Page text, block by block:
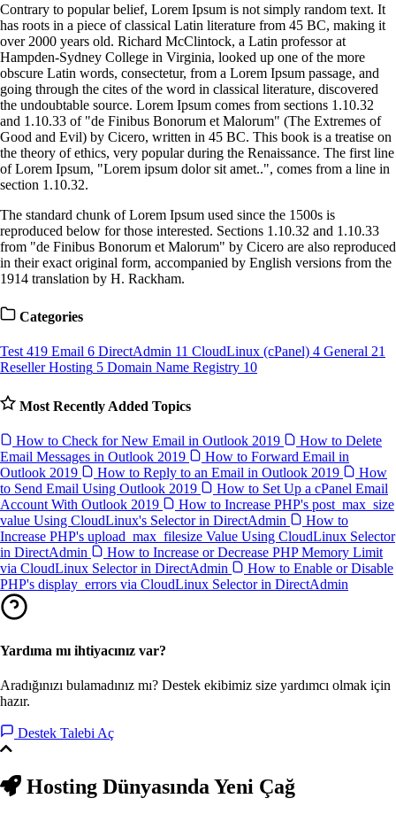
Contrary to popular belief, Lorem Ipsum is not simply random text. It
has roots in a piece of classical Latin literature from 45 BC, making it
over 2000 years old. Richard McClintock, a Latin professor at
Hampden-Sydney College in Virginia, looked up one of the more
obscure Latin words, consectetur, from a Lorem Ipsum passage, and
going through the cites of the word in classical literature, discovered
the undoubtable source. Lorem Ipsum comes from sections 1.10.32
and 1.10.33 of "de Finibus Bonorum et Malorum" (The Extremes of
Good and Evil) by Cicero, written in 45 BC. This book is a treatise on
the theory of ethics, very popular during the Renaissance. The first line
of Lorem Ipsum, "Lorem ipsum dolor sit amet..", comes from a line in
section 1.10.32.
The standard chunk of Lorem Ipsum used since the 1500s is
reproduced below for those interested. Sections 1.10.32 and 1.10.33
from "de Finibus Bonorum et Malorum" by Cicero are also reproduced
in their exact original form, accompanied by English versions from the
1914 translation by H. Rackham.
Categories
Test 419 Email 6 DirectAdmin 11 CloudLinux (cPanel) 4 General 21
Reseller Hosting 5 Domain Name Registry 10
Most Recently Added Topics
How to Check for New Email in Outlook 2019
How to Delete
Email Messages in Outlook 2019
How to Forward Email in
Outlook 2019
How to Reply to an Email in Outlook 2019
How
to Send Email Using Outlook 2019
How to Set Up a cPanel Email
Account With Outlook 2019
How to Increase PHP's post_max_size
value Using CloudLinux's Selector in DirectAdmin
How to
Increase PHP's upload_max_filesize Value Using CloudLinux Selector
in DirectAdmin
How to Increase or Decrease PHP Memory Limit
via CloudLinux Selector in DirectAdmin
How to Enable or Disable
PHP's display_errors via CloudLinux Selector in DirectAdmin
Yardıma mı ihtiyacınız var?
Aradığınızı bulamadınız mı? Destek ekibimiz size yardımcı olmak için
hazır.
Destek Talebi Aç
Hosting DünyasındaYeni Çağ